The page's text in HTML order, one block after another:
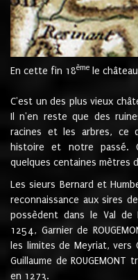
En cette fin 18ème le
C'est un des plus vieux
Il n'en reste que des
racines et les arbres, ce
histoire et notre passé.
quelques centaines mètres
Les sieurs Bernard et
reconnaissance aux sires
possèdent dans le Val
1254, Garnier de
les limites de Meyriat, vers
Guillaume de
en 1273.